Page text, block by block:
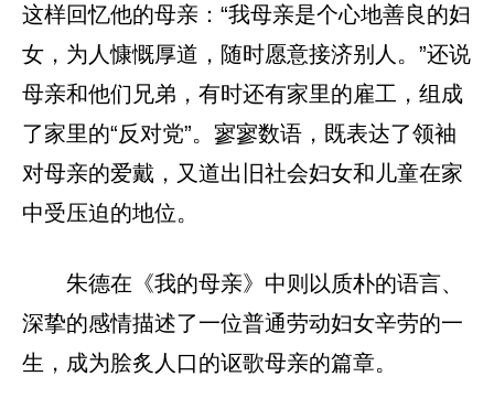
这样回忆他的母亲：“我母亲是个心地善良的妇
女，为人慷慨厚道，随时愿意接济别人。”还说
母亲和他们兄弟，有时还有家里的雇工，组成
了家里的“反对党”。寥寥数语，既表达了领袖
对母亲的爱戴，又道出旧社会妇女和儿童在家
中受压迫的地位。
朱德在《我的母亲》中则以质朴的语言、
深挚的感情描述了一位普通劳动妇女辛劳的一
生，成为脍炙人口的讴歌母亲的篇章。